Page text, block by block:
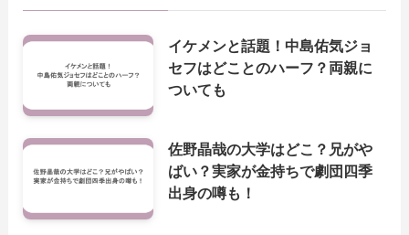
イケメンと話題！中島佑気ジョ
セフはどことのハーフ？両親に
ついても
佐野晶哉の大学はどこ？兄がや
ばい？実家が金持ちで劇団四季
出身の噂も！